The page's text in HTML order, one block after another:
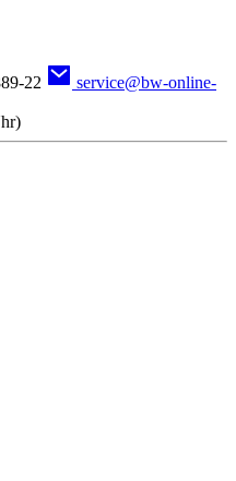
22
service@bw-online-